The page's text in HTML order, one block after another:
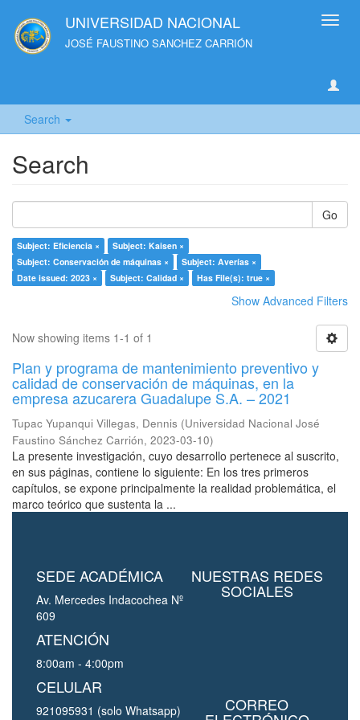
UNIVERSIDAD NACIONAL
JOSÉ FAUSTINO SANCHEZ CARRIÓN
Search
Search
Go
Subject: Eficiencia ×
Subject: Kaisen ×
Subject: Conservación de máquinas ×
Subject: Averías ×
Date issued: 2023 ×
Subject: Calidad × Has File(s): true ×
Show Advanced Filters
Now showing items 1-1 of 1
Plan y programa de mantenimiento preventivo y
calidad de conservación de máquinas, en la
empresa azucarera Guadalupe S.A. – 2021
Tupac Yupanqui Villegas, Dennis (Universidad Nacional José
Faustino Sánchez Carrión, 2023-03-10)
La presente investigación, cuyo desarrollo pertenece al suscrito,
en sus páginas, contiene lo siguiente: En los tres primeros
capítulos, se expone principalmente la realidad problemática, el
marco teórico que sustenta la ...
SEDE ACADÉMICA
Av. Mercedes Indacochea Nº
609
ATENCIÓN
8:00am - 4:00pm
CELULAR
921095931 (solo Whatsapp)
NUESTRAS REDES
SOCIALES
CORREO